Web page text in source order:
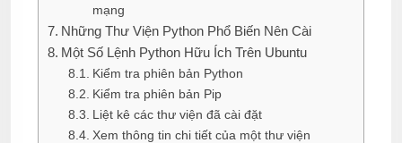
mạng
Những Thư Viện Python Phổ Biến Nên Cài
Một Số Lệnh Python Hữu Ích Trên Ubuntu
Kiểm tra phiên bản Python
Kiểm tra phiên bản Pip
Liệt kê các thư viện đã cài đặt
Xem thông tin chi tiết của một thư viện